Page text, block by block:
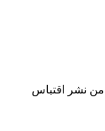
نشر اقتباس